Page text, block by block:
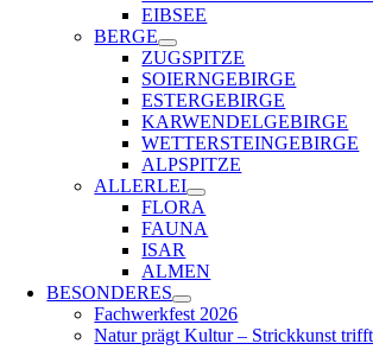
EIBSEE
BERGE
ZUGSPITZE
SOIERNGEBIRGE
ESTERGEBIRGE
KARWENDELGEBIRGE
WETTERSTEINGEBIRGE
ALPSPITZE
ALLERLEI
FLORA
FAUNA
ISAR
ALMEN
BESONDERES
Fachwerkfest 2026
Natur prägt Kultur – Strickkunst trifft